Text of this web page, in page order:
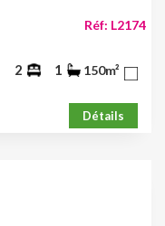
Réf: L2174
2 1 150m²
Détails